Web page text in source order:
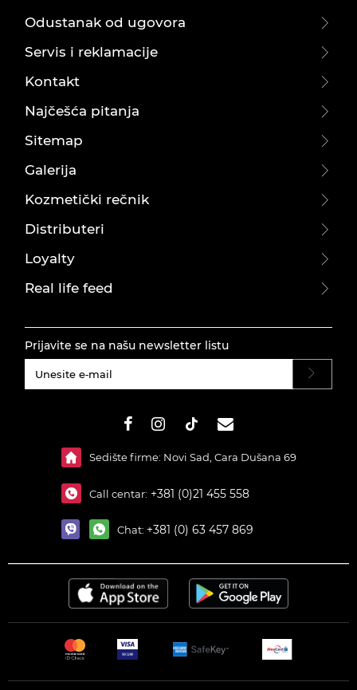
Odustanak od ugovora
Servis i reklamacije
Kontakt
Najčešća pitanja
Sitemap
Galerija
Kozmetički rečnik
Distributeri
Loyalty
Real life feed
Prijavite se na našu newsletter listu
Sedište firme: Novi Sad, Cara Dušana 69
Call centar: +381 (0)21 455 558
Chat: +381 (0) 63 457 869